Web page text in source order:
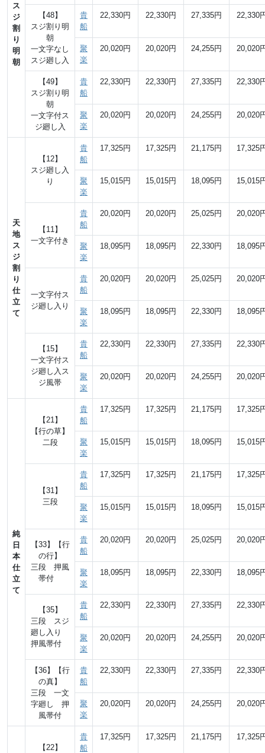
ス
ジ
割
り
明
朝
【48】
スジ割り明
朝
一文字なし
スジ廻し入
貴
船
22,330円 22,330円 27,335円 22,330
聚
楽
20,020円 20,020円 24,255円 20,020
【49】
スジ割り明
朝
一文字付ス
ジ廻し入
貴
船
22,330円 22,330円 27,335円 22,330
聚
楽
20,020円 20,020円 24,255円 20,020
天
地
ス
ジ
割
り
仕
立
て
【12】
スジ廻し入
り
貴
船
17,325円 17,325円 21,175円 17,325
聚
楽
15,015円 15,015円 18,095円 15,015
【11】
一文字付き
貴
船
20,020円 20,020円 25,025円 20,020
聚
楽
18,095円 18,095円 22,330円 18,095
一文字付ス
ジ廻し入り
貴
船
20,020円 20,020円 25,025円 20,020
聚
楽
18,095円 18,095円 22,330円 18,095
【15】
一文字付ス
ジ廻し入ス
ジ風帯
貴
船
22,330円 22,330円 27,335円 22,330
聚
楽
20,020円 20,020円 24,255円 20,020
純
日
本
仕
立
て
【21】
【行の草】
二段
貴
船
17,325円 17,325円 21,175円 17,325
聚
楽
15,015円 15,015円 18,095円 15,015
【31】
三段
貴
船
17,325円 17,325円 21,175円 17,325
聚
楽
15,015円 15,015円 18,095円 15,015
【33】【行
の行】
三段 押風
帯付
貴
船
20,020円 20,020円 25,025円 20,020
聚
楽
18,095円 18,095円 22,330円 18,095
【35】
三段 スジ
廻し入り
押風帯付
貴
船
22,330円 22,330円 27,335円 22,330
聚
楽
20,020円 20,020円 24,255円 20,020
【36】【行
の真】
三段 一文
字廻し 押
風帯付
貴
船
22,330円 22,330円 27,335円 22,330
聚
楽
20,020円 20,020円 24,255円 20,020
【22】
貴
船
17,325円 17,325円 21,175円 17,325